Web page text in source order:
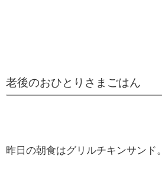
老後のおひとりさまごはん
昨日の朝食はグリルチキンサンド。